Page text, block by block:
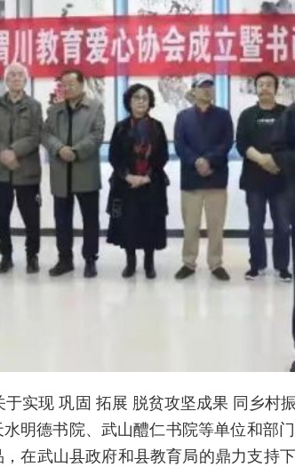
实现 巩固 拓展 脱贫攻坚成果 同乡
明德书院、武山醴仁书院等单位和部
在武山县政府和县教育局的鼎力支持